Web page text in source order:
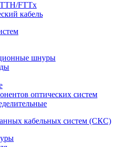
FTTx
кабель
шнуры
оптических систем
кабельных систем (СКС)